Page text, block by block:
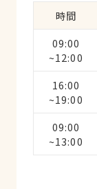
時間
09:00
~12:00
16:00
~19:00
09:00
~13:00